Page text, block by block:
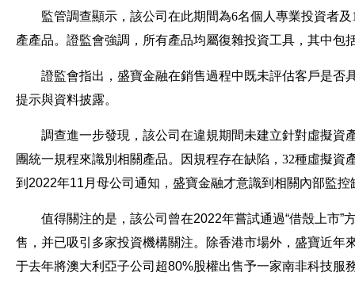
監管調查顯示，該公司在此期間為6名個人專業投資者
產產品。證監會強調，所有產品均屬復雜投資工具，其中包
證監會指出，盛寶金融在銷售過程中既未評估客戶是否
提示與資料披露。
調查進一步發現，該公司在違規期間未建立針對虛擬資
團統一規程來識別相關產品。因規程存在缺陷，32種虛擬
到2022年11月母公司通知，盛寶金融才意識到相關內部監控
值得關注的是，該公司曾在2022年嘗試通過“借殼上市
售，并已吸引多家投資機構關注。
除香港市場外，盛寶近年
于去年將澳大利亞子公司超80%股權出售予一家南非科技服